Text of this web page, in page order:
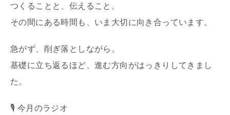
つくることと、伝えること。
その間にある時間も、いま大切に向き合っています。
急がず、削ぎ落としながら。
基礎に立ち返るほど、進む方向がはっきりしてきまし
た。
🎙 今月のラジオ